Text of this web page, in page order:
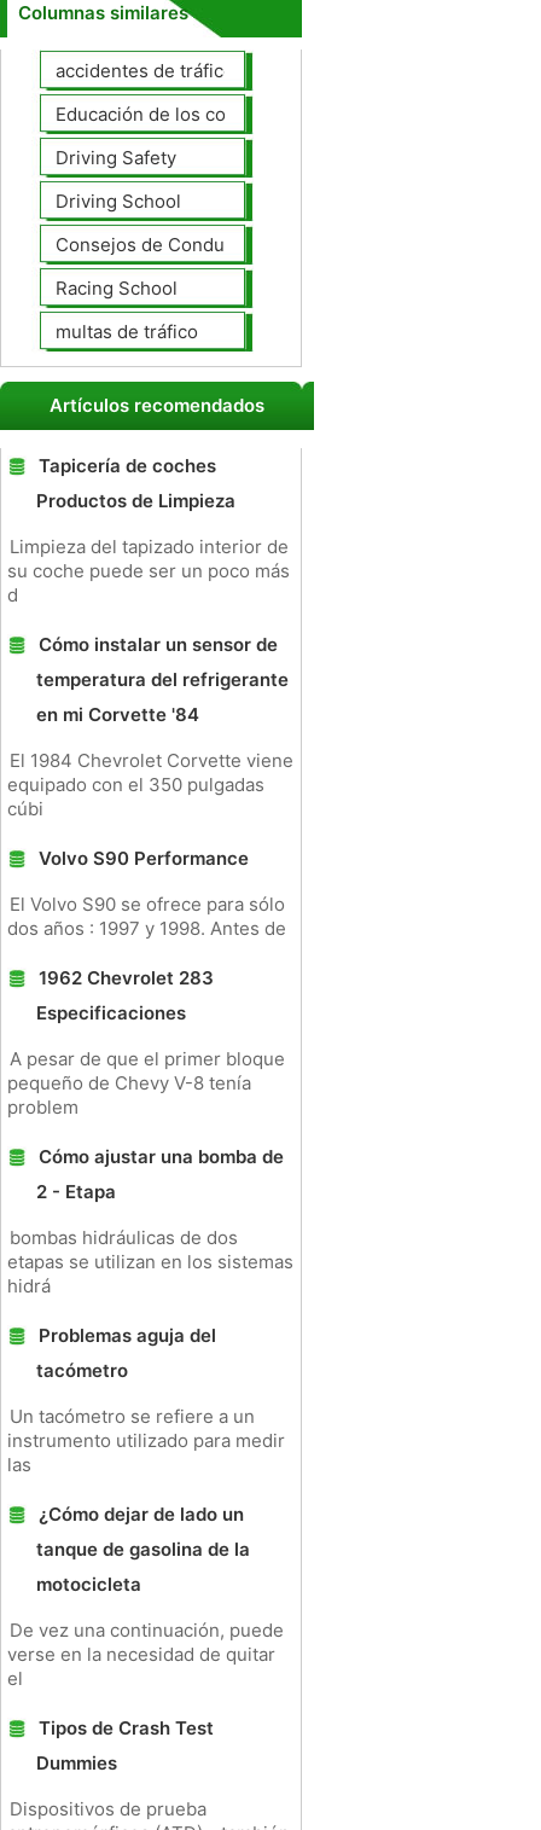
Columnas similares
accidentes de tráfico
Educación de los conductores
Driving Safety
Driving School
Consejos de Conducción
Racing School
multas de tráfico
Artículos recomendados
Tapicería de coches
Productos de Limpieza
Limpieza del tapizado interior de
su coche puede ser un poco más
d
Cómo instalar un sensor de
temperatura del refrigerante
en mi Corvette '84
El 1984 Chevrolet Corvette viene
equipado con el 350 pulgadas
cúbi
Volvo S90 Performance
El Volvo S90 se ofrece para sólo
dos años : 1997 y 1998. Antes de
1962 Chevrolet 283
Especificaciones
A pesar de que el primer bloque
pequeño de Chevy V-8 tenía
problem
Cómo ajustar una bomba de
2 - Etapa
bombas hidráulicas de dos
etapas se utilizan en los sistemas
hidrá
Problemas aguja del
tacómetro
Un tacómetro se refiere a un
instrumento utilizado para medir
las
¿Cómo dejar de lado un
tanque de gasolina de la
motocicleta
De vez una continuación, puede
verse en la necesidad de quitar
el
Tipos de Crash Test
Dummies
Dispositivos de prueba